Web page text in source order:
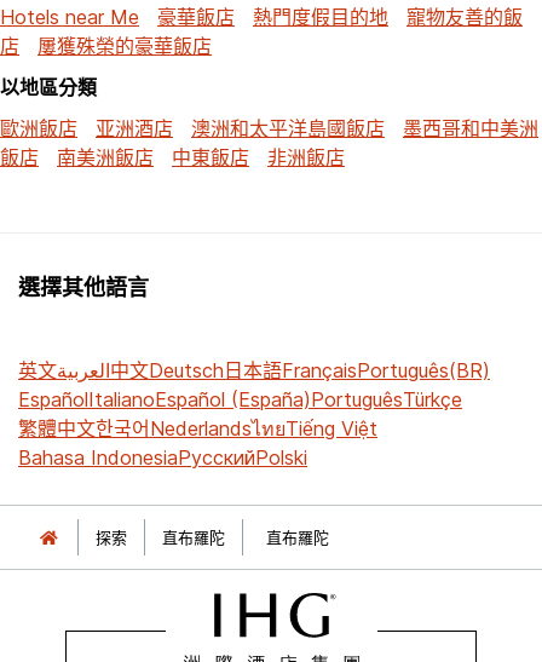
Hotels near Me
豪華飯店 熱門度假目的地
寵物友善的飯
店
屢獲殊榮的豪華飯店
以地區分類
歐洲飯店
亚洲酒店 澳洲和太平洋島國飯店
墨西哥和中美洲
飯店
南美洲飯店 中東飯店 非洲飯店
選擇其他語言
英文العربية中文Deutsch日本語FrançaisPortuguês(BR)
EspañolItalianoEspañol (España)PortuguêsTürkçe
繁體中文한국어NederlandsไทยTiếng Việt
Bahasa IndonesiaРусскийPolski
探索 直布羅陀 直布羅陀